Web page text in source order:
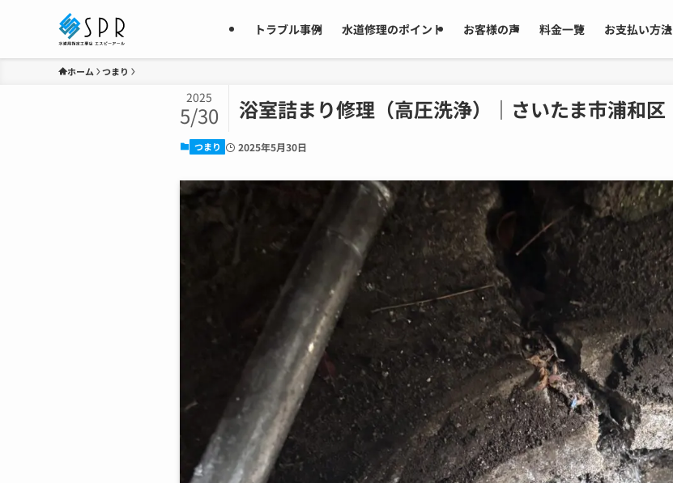
トラブル事例 水道修理のポイント お客様の声 料金一覧 お支払い方法
ホーム つまり
浴室詰まり修理（高圧洗浄）｜さいたま市浦和区
2025
5/30
つまり 2025年5月30日